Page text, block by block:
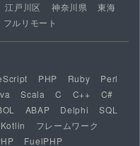
江戸川区 神奈川県
東海
フルリモート
PHP Ruby
Perl
Scala C C++
C#
ABAP Delphi
SQL
Kotlin
フレームワーク
FuelPHP